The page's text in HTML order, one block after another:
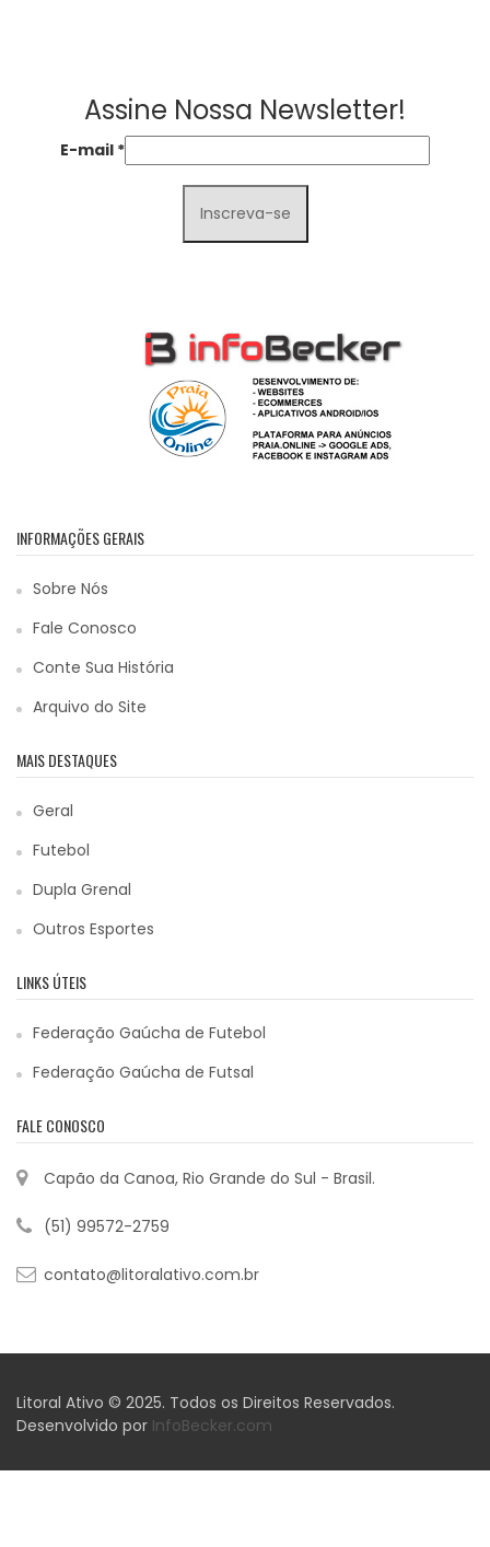
Assine Nossa Newsletter!
E-mail *
INFORMAÇÕES GERAIS
Sobre Nós
Fale Conosco
Conte Sua História
Arquivo do Site
MAIS DESTAQUES
Geral
Futebol
Dupla Grenal
Outros Esportes
LINKS ÚTEIS
Federação Gaúcha de Futebol
Federação Gaúcha de Futsal
FALE CONOSCO
Capão da Canoa, Rio Grande do Sul - Brasil.
(51) 99572-2759
contato@litoralativo.com.br
Litoral Ativo © 2025. Todos os Direitos Reservados.
Desenvolvido por InfoBecker.com